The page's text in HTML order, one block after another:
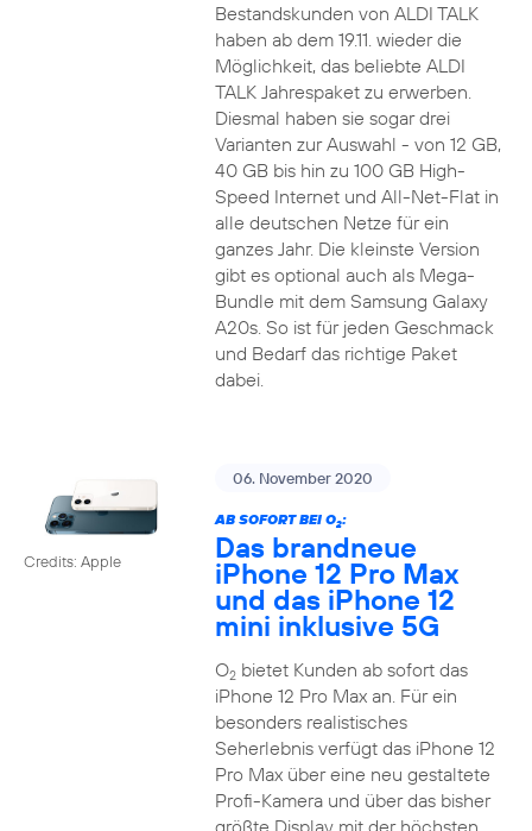
Bestandskunden von ALDI TALK
haben ab dem 19.11. wieder die
Möglichkeit, das beliebte ALDI
TALK Jahrespaket zu erwerben.
Diesmal haben sie sogar drei
Varianten zur Auswahl - von 12 GB,
40 GB bis hin zu 100 GB High-
Speed Internet und All-Net-Flat in
alle deutschen Netze für ein
ganzes Jahr. Die kleinste Version
gibt es optional auch als Mega-
Bundle mit dem Samsung Galaxy
A20s. So ist für jeden Geschmack
und Bedarf das richtige Paket
dabei.
Credits: Apple
06. November 2020
AB SOFORT BEI O2:
Das brandneue
iPhone 12 Pro Max
und das iPhone 12
mini inklusive 5G
O2bietet Kunden ab sofort das
iPhone 12 Pro Max an. Für ein
besonders realistisches
Seherlebnis verfügt das iPhone 12
Pro Max über eine neu gestaltete
Profi-Kamera und über das bisher
größte Display mit der höchsten